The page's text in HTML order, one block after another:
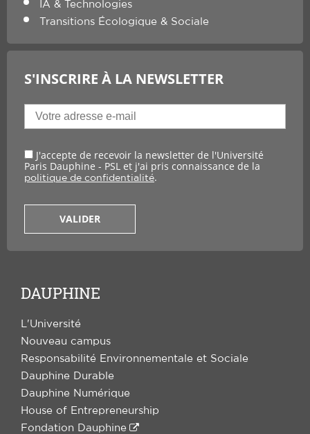
IA & Technologies
Transitions Écologique & Sociale
S'INSCRIRE À LA NEWSLETTER
J'accepte de recevoir la newsletter de l'Université
Paris Dauphine - PSL et j'ai pris connaissance de la
politique de confidentialité.
VALIDER
DAUPHINE
L'Université
Nouveau campus
Responsabilité Environnementale et Sociale
Dauphine Durable
Dauphine Numérique
House of Entrepreneurship
Fondation Dauphine